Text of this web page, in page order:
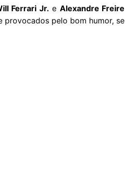
Ferrari Jr. e Alexandre Freire
provocados pelo bom humor, se